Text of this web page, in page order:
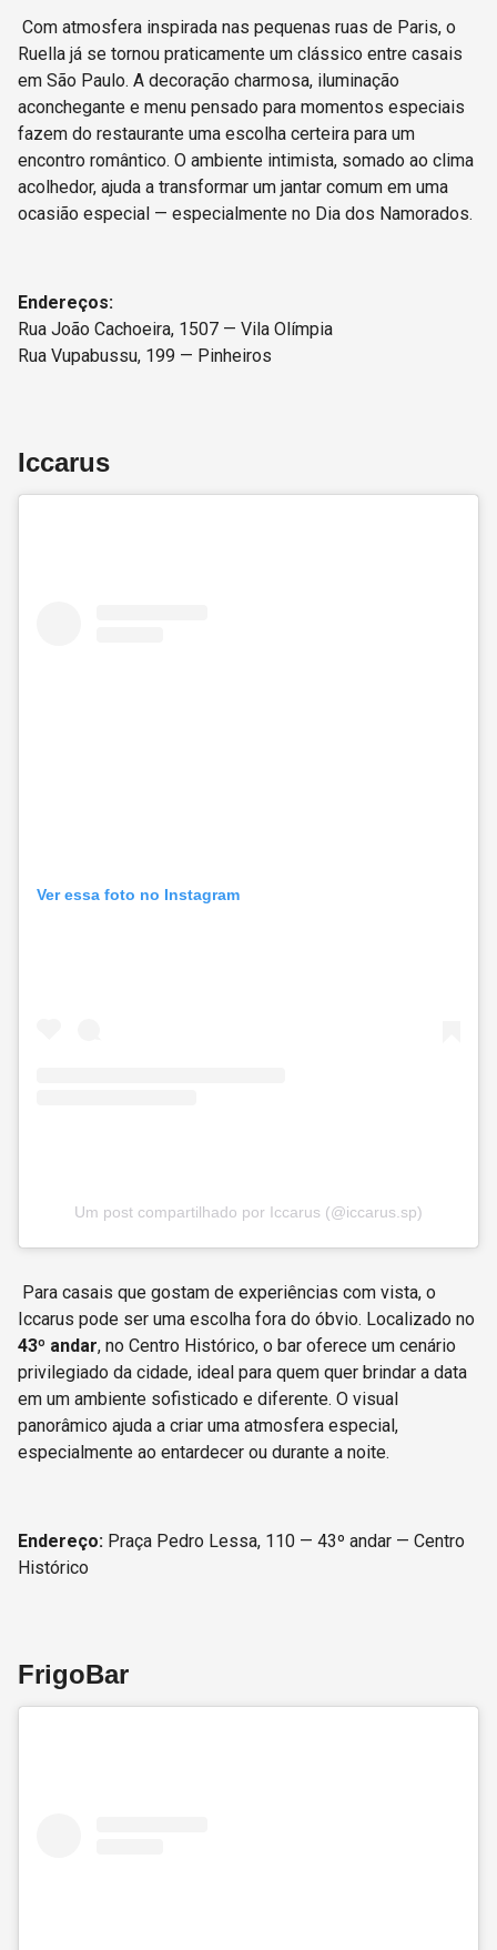
Com atmosfera inspirada nas pequenas ruas de Paris, o
Ruella já se tornou praticamente um clássico entre casais
em São Paulo. A decoração charmosa, iluminação
aconchegante e menu pensado para momentos especiais
fazem do restaurante uma escolha certeira para um
encontro romântico. O ambiente intimista, somado ao clima
acolhedor, ajuda a transformar um jantar comum em uma
ocasião especial — especialmente no Dia dos Namorados.
Endereços:
Rua João Cachoeira, 1507 — Vila Olímpia
Rua Vupabussu, 199 — Pinheiros
Iccarus
Ver essa foto no Instagram
Um post compartilhado por Iccarus (@iccarus.sp)
Para casais que gostam de experiências com vista, o
Iccarus pode ser uma escolha fora do óbvio. Localizado no
43º andar, no Centro Histórico, o bar oferece um cenário
privilegiado da cidade, ideal para quem quer brindar a data
em um ambiente sofisticado e diferente. O visual
panorâmico ajuda a criar uma atmosfera especial,
especialmente ao entardecer ou durante a noite.
Endereço: Praça Pedro Lessa, 110 — 43º andar — Centro
Histórico
FrigoBar